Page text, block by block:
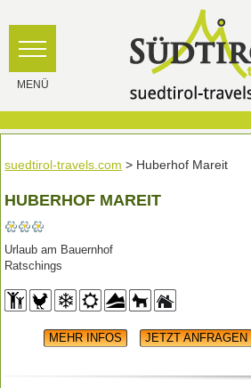
suedtirol-travels.com > Huberhof Mareit
HUBERHOF MAREIT
Urlaub am Bauernhof
Ratschings
MEHR INFOS JETZT ANFRAGEN